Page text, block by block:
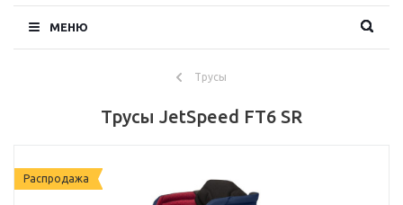
МЕНЮ
Трусы
Трусы JetSpeed FT6 SR
Распродажа